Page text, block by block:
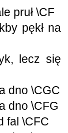
pruł \CF
pękł na
lecz się
dno \CGC
dno \CFG
fal \CFC